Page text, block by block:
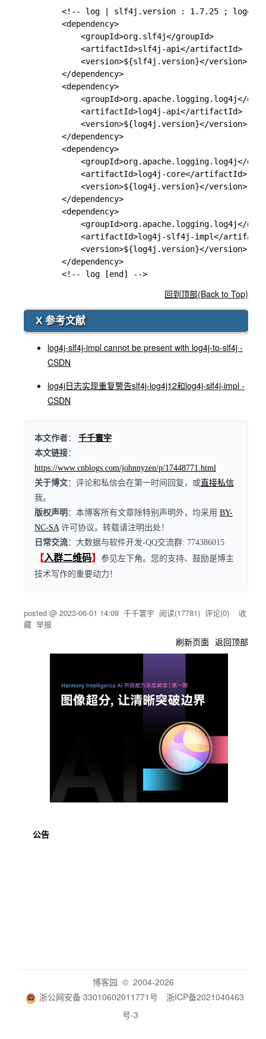
<!-- log | slf4j.version : 1.7.25 ;
        <dependency>
            <groupId>org.slf4j</groupId>
            <artifactId>slf4j-api</artifactId>
            <version>${slf4j.version}</version>
        </dependency>
        <dependency>
<groupId>org.apache.logging.log4j</
            <artifactId>log4j-api</artifactId>
            <version>${log4j.version}</version>
        </dependency>
        <dependency>
<groupId>org.apache.logging.log4j</
            <artifactId>log4j-core</artifactId>
            <version>${log4j.version}</version>
        </dependency>
        <dependency>
<groupId>org.apache.logging.log4j</
<artifactId>log4j-slf4j-impl</
            <version>${log4j.version}</version>
        </dependency>
回到顶部(Back to Top)
X 参考文献
log4j-slf4j-impl cannot be present with log4j-to-slf4j -
CSDN
log4j日志实现重复警告slf4j-log4j12和log4j-slf4j-impl -
CSDN
本文作者： 千千寰宇
本文链接：
https://www.cnblogs.com/johnnyzen/p/17448771.html
关于博文：评论和私信会在第一时间回复，或直接私信
我。
版权声明 ：本博客所有文章除特别声明外，均采用 BY-
NC-SA许可协议。转载请注明出处！
日常交流：大数据与软件开发-QQ交流群: 774386015
【入群二维码】 参见左下角。您的支持、鼓励是博主
技术写作的重要动力！
posted @ 2023-06-01 14:09 千千寰宇 阅读(17781) 评论(0) 收
藏 举报
刷新页面 返回顶部
公告
博客园 © 2004-2026
浙公网安备 33010602011771号
浙ICP备2021040463
号-3